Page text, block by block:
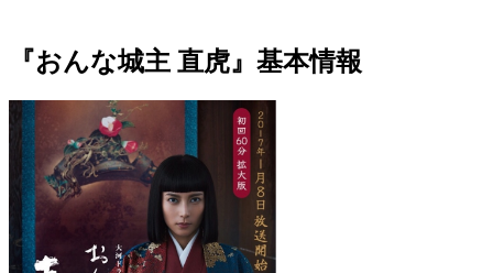
『おんな城主 直虎』基本情報